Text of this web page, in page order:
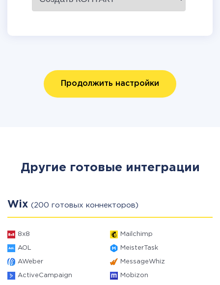
Продолжить настройки
Другие готовые интеграции
Wix (200 готовых коннекторов)
8x8 Mailchimp
AOL MeisterTask
AWeber MessageWhiz
ActiveCampaign Mobizon